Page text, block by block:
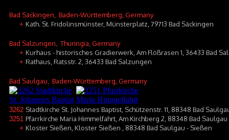
Bad Säckingen , Baden-Württemberg, Germany
+ Kath. St. Fridolinsmünster, Münsterplatz, 79713 Bad Säckingen
Bad Salzungen , Thuringia, Germany
+ Kurhaus - historisches Gradierwerk, Am Flößrasen 1, 36433 Bad
+ Rathaus, Ratsstr. 2, 36433 Bad Salzungen
Bad Saulgau , Baden-Württemberg, Germany
3262 Stadtkirche St. Johannes Baptist, Schützenstr. 11, 88348 Bad
3251 Pfarrkirche Maria Himmelfahrt, Am Kirchberg 2, 88348 Bad
+ Kloster Sießen, Kloster Sießen , 88348 Bad Saulgau - Sießen